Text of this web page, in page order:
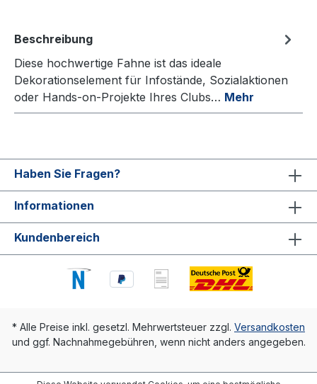
Beschreibung
Diese hochwertige Fahne ist das ideale
Dekorationselement für Infostände, Sozialaktionen
oder Hands-on-Projekte Ihres Clubs… Mehr
Haben Sie Fragen?
Informationen
Kundenbereich
* Alle Preise inkl. gesetzl. Mehrwertsteuer zzgl. Versandkosten
und ggf. Nachnahmegebühren, wenn nicht anders angegeben.